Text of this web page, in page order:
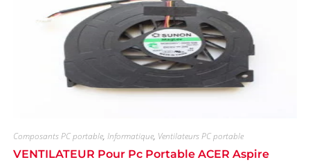
Composants PC portable, Informatique, Ventilateurs PC portable
VENTILATEUR Pour Pc Portable ACER Aspire